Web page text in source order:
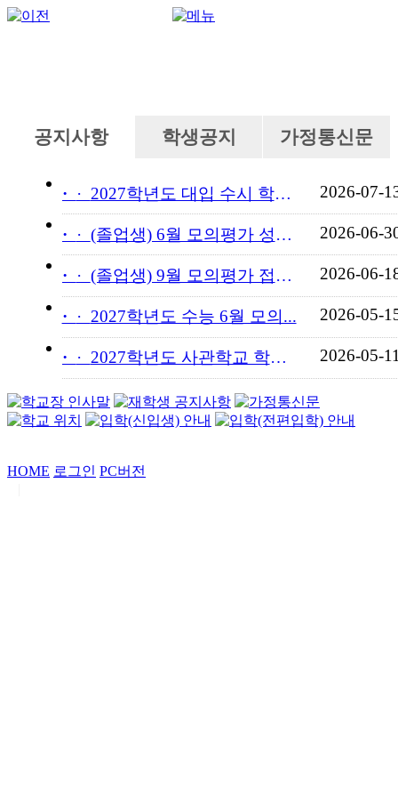
공지사항 학생공지 가정통신문
· 2027학년도 대입 수시 학교... 2026-07-
· (졸업생) 6월 모의평가 성적... 2026-06-
· (졸업생) 9월 모의평가 접수... 2026-06-
· 2027학년도 수능 6월 모의... 2026-05-
· 2027학년도 사관학교 학교장... 2026-05-
HOME 로그인 PC버전